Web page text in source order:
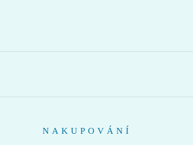
NAKUPOVÁNÍ